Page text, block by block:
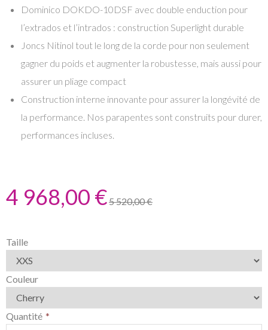
Dominico DOKDO-10DSF avec double enduction pour
l’extrados et l’intrados : construction Superlight durable
Joncs Nitinol tout le long de la corde pour non seulement
gagner du poids et augmenter la robustesse, mais aussi pour
assurer un pliage compact
Construction interne innovante pour assurer la longévité de
la performance. Nos parapentes sont construits pour durer,
performances incluses.
4 968,00 €5 520,00 €
Taille
Couleur
Quantité